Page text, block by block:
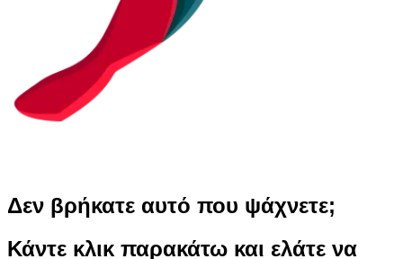
Δεν βρήκατε αυτό που ψάχνετε;
Κάντε κλικ παρακάτω και ελάτε να